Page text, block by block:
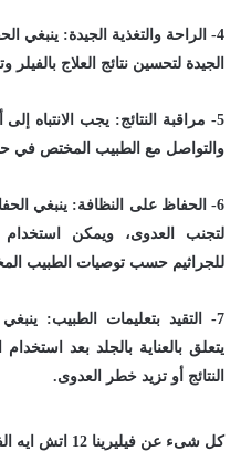
4- الراحة والتغذية الجيدة: ينبغي
الجيدة لتحسين نتائج العلاج
5- مراقبة النتائج: يجب الانتباه
والتواصل مع الطبيب المختص في
6- الحفاظ على النظافة: ينبغي
لتجنب العدوى، ويمكن استخدام
للجراثيم حسب توصيات الطبيب
7- التقيد بتعليمات الطبيب:
يتعلق بالعناية بالجلد بعد
النتائج أو تزيد خطر العدوى.
كل شىء عن فيليرينا 12 اتش ايه الفيلر المنزلي